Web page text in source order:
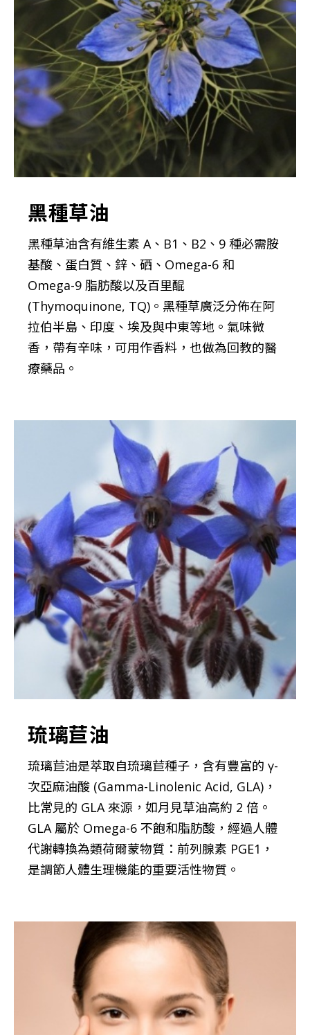
黑種草油
黑種草油含有維生素 A、B1、B2、9 種必需胺
基酸、蛋白質、鋅、硒、Omega-6 和
Omega-9 脂肪酸以及百里醌
(Thymoquinone, TQ)。黑種草廣泛分佈在阿
拉伯半島、印度、埃及與中東等地。氣味微
香，帶有辛味，可用作香料，也做為回教的醫
療藥品。
琉璃苣油
琉璃苣油是萃取自琉璃苣種子，含有豐富的 γ-
次亞麻油酸 (Gamma-Linolenic Acid, GLA)，
比常見的 GLA 來源，如月見草油高約 2 倍。
GLA 屬於 Omega-6 不飽和脂肪酸，經過人體
代謝轉換為類荷爾蒙物質：前列腺素 PGE1，
是調節人體生理機能的重要活性物質。